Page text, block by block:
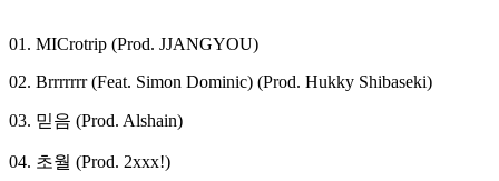
01. MICrotrip (Prod. JJANGYOU)
02. Brrrrrrr (Feat. Simon Dominic) (Prod. Hukky Shibaseki)
03. 믿음 (Prod. Alshain)
04. 초월 (Prod. 2xxx!)